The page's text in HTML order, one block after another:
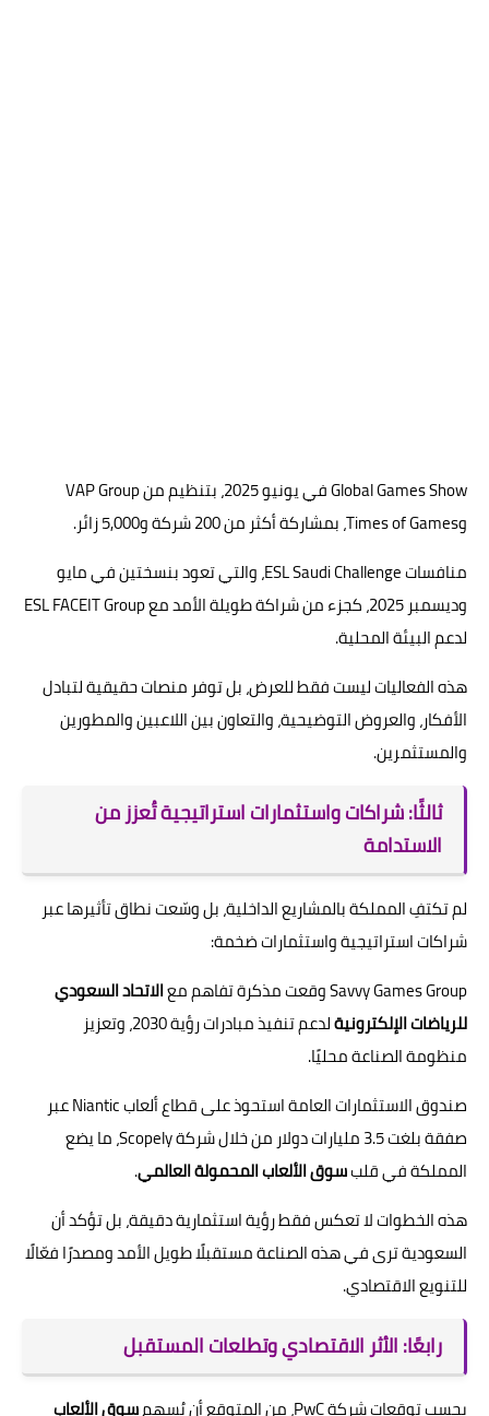
Global Games Show في يونيو 2025، بتنظيم من VAP Group
وTimes of Games، بمشاركة أكثر من 200 شركة و5,000 زائر.
منافسات ESL Saudi Challenge، والتي تعود بنسختين في مايو
وديسمبر 2025، كجزء من شراكة طويلة الأمد مع ESL FACEIT Group
لدعم البيئة المحلية.
هذه الفعاليات ليست فقط للعرض، بل توفر منصات حقيقية لتبادل
الأفكار، والعروض التوضيحية، والتعاون بين اللاعبين والمطورين
والمستثمرين.
ثالثًا: شراكات واستثمارات استراتيجية تُعزز من
الاستدامة
لم تكتفِ المملكة بالمشاريع الداخلية، بل وسّعت نطاق تأثيرها عبر
شراكات استراتيجية واستثمارات ضخمة:
Savvy Games Group وقعت مذكرة تفاهم مع
الاتحاد السعودي
للرياضات الإلكترونية
لدعم تنفيذ مبادرات رؤية 2030، وتعزيز
منظومة الصناعة محليًا.
صندوق الاستثمارات العامة استحوذ على قطاع ألعاب Niantic عبر
صفقة بلغت 3.5 مليارات دولار من خلال شركة Scopely، ما يضع
المملكة في قلبسوق الألعاب المحمولة العالمي.
هذه الخطوات لا تعكس فقط رؤية استثمارية دقيقة، بل تؤكد أن
السعودية ترى في هذه الصناعة مستقبلًا طويل الأمد ومصدرًا فعّالًا
للتنويع الاقتصادي.
رابعًا: الأثر الاقتصادي وتطلعات المستقبل
بحسب توقعات شركة PwC، من المتوقع أن يُسهم سوق الألعاب